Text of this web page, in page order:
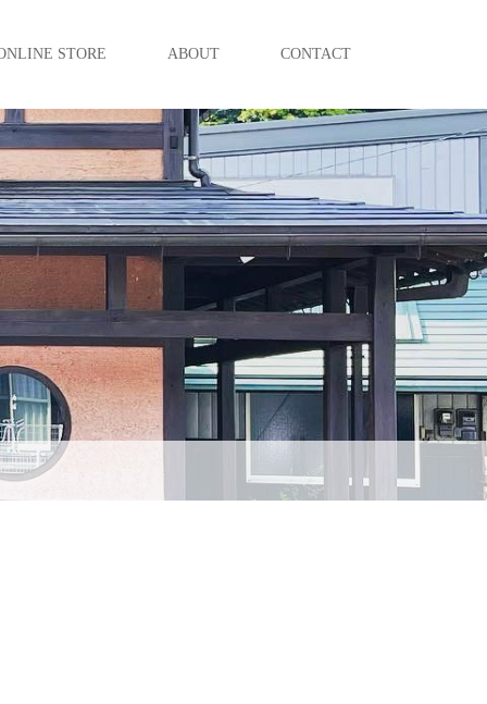
STORE ABOUT CONTACT